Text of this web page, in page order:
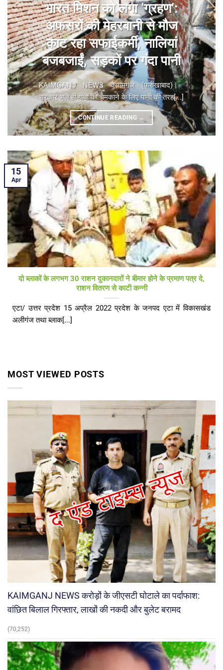
भारत मिशन को लगा ‘ग्रहण’:
अफसरों की मेहरबानी से मौज
काट रहा सफाईकर्मी, नालियां
बजबजाईं, सड़कों पर गंदा पानी
KAIMGANJ NEWS कायमगंज (फर्रुखाबाद)। ​
सरकार भले ही गांवों को चमकाने के लिए पानी की तरह[...]
CONTINUE READING →
दो ब्लाकों के लगभग 30 राशन दुकानदारों ने बीमार होने के प्रमाण पत्र दे,
राशन वितरण से काटी कन्नी
एटा/ उत्तर प्रदेश 15 अप्रैल 2022 प्रदेश के जनपद एटा में विकासखंड
अलीगंज तथा ब्लाक[...]
15
Apr
MOST VIEWED POSTS
KAIMGANJ NEWS करोड़ों के जीएसटी घोटाले का पर्दाफाश:
वांछित बिलाल गिरफ्तार, लाखों की नकदी और बुलेट बरामद
(70,252)